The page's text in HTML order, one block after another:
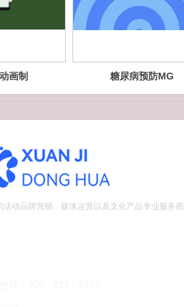
画制
糖尿病预防MG
动品牌营销、媒体运营以及文化产品专业服务商